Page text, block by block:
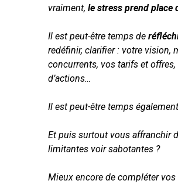
vraiment, le stress prend place
Il est peut-être temps de
redéfinir, clarifier : votre vision,
concurrents, vos tarifs et
d’actions…
Il est peut-être temps
Et puis surtout vous affranchir
limitantes voir sabotantes ?
Mieux encore de compléter